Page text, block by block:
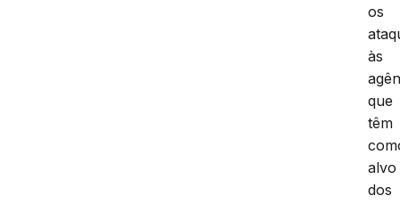
os
às
que
têm
alvo
dos